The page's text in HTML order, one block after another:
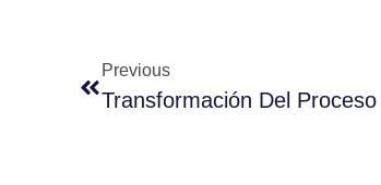
Previous